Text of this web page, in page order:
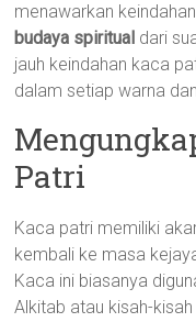
menawarkan
budaya spiritual dari
jauh keindahan kaca
dalam setiap warna
Patri
Kaca patri memiliki
kembali ke masa
Kaca ini biasanya
Alkitab atau kisah-